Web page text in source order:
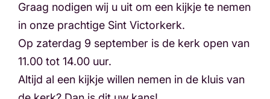
Graag nodigen wij u uit om een kijkje te nemen
in onze prachtige Sint Victorkerk.
Op zaterdag 9 september is de kerk open van
11.00 tot 14.00 uur.
Altijd al een kijkje willen nemen in de kluis van